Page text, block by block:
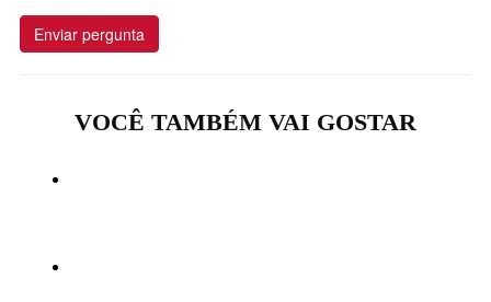
Enviar pergunta
VOCÊ TAMBÉM VAI GOSTAR